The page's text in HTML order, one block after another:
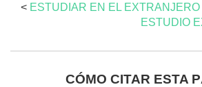
< ESTUDIAR EN EL EXTRANJERO
ESTUDIO
CÓMO CITAR ESTA